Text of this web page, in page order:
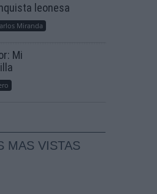
leonesa
Miranda
Mi
MAS VISTAS